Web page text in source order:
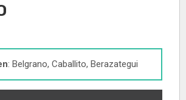
: Belgrano, Caballito, Berazategui